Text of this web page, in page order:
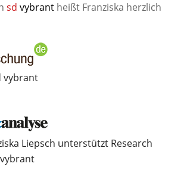
sd vybrantheißt Franziska herzlich
vybrant
Liepsch unterstützt Research